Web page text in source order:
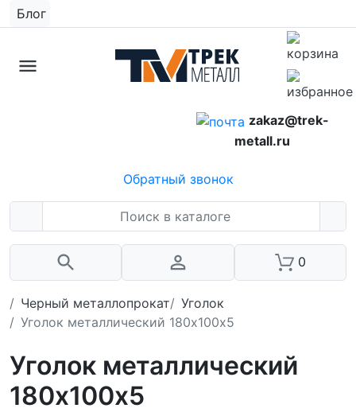
Блог
zakaz@trek-
metall.ru
Обратный звонок
0
Черный металлопрокат
Уголок
Уголок металлический 180х100х5
Уголок металлический
180х100х5